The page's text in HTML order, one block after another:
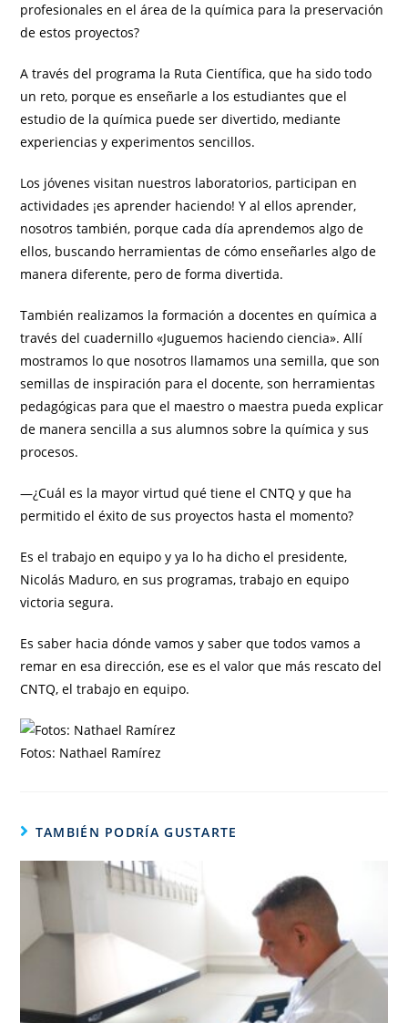
profesionales en el área de la química para la preservación
de estos proyectos?
A través del programa la Ruta Científica, que ha sido todo
un reto, porque es enseñarle a los estudiantes que el
estudio de la química puede ser divertido, mediante
experiencias y experimentos sencillos.
Los jóvenes visitan nuestros laboratorios, participan en
actividades ¡es aprender haciendo! Y al ellos aprender,
nosotros también, porque cada día aprendemos algo de
ellos, buscando herramientas de cómo enseñarles algo de
manera diferente, pero de forma divertida.
También realizamos la formación a docentes en química a
través del cuadernillo «Juguemos haciendo ciencia». Allí
mostramos lo que nosotros llamamos una semilla, que son
semillas de inspiración para el docente, son herramientas
pedagógicas para que el maestro o maestra pueda explicar
de manera sencilla a sus alumnos sobre la química y sus
procesos.
—¿Cuál es la mayor virtud qué tiene el CNTQ y que ha
permitido el éxito de sus proyectos hasta el momento?
Es el trabajo en equipo y ya lo ha dicho el presidente,
Nicolás Maduro, en sus programas, trabajo en equipo
victoria segura.
Es saber hacia dónde vamos y saber que todos vamos a
remar en esa dirección, ese es el valor que más rescato del
CNTQ, el trabajo en equipo.
Fotos: Nathael Ramírez
TAMBIÉN PODRÍA GUSTARTE